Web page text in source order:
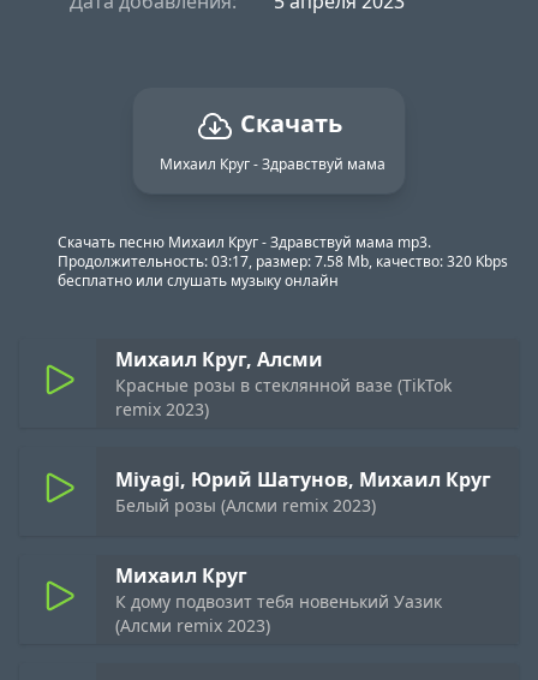
Скачать
Михаил Круг - Здравствуй мама
Скачать песню Михаил Круг - Здравствуй мама mp3.
Продолжительность: 03:17, размер: 7.58 Mb, качество: 320 Kbps
бесплатно или слушать музыку онлайн
Михаил Круг, Алсми
Красные розы в стеклянной вазе (TikTok
remix 2023)
Miyagi, Юрий Шатунов, Михаил Круг
Белый розы (Алсми remix 2023)
Михаил Круг
К дому подвозит тебя новенький Уазик
(Алсми remix 2023)